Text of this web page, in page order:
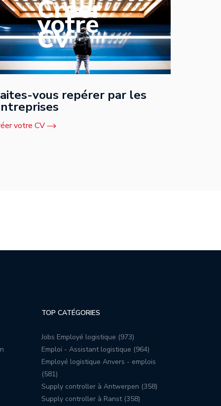
Créer
votre
CV
vous repérer par les
votre CV
TOP CATÉGORIES
Jobs Employé logistique (973)
Emploi - Assistant logistique (964)
Employé logistique Anvers - emplois
(581)
Supply controller à Antwerpen (358)
Supply controller à Ranst (358)